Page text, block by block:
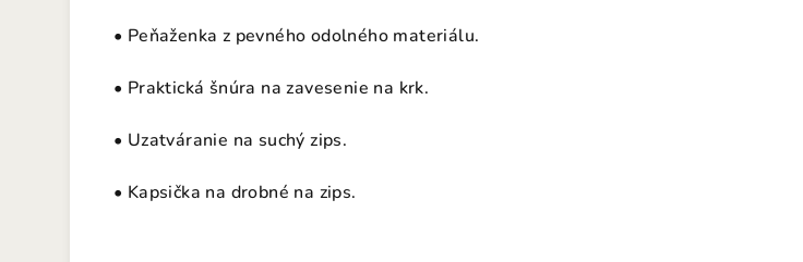
• Peňaženka z pevného odolného materiálu.
• Praktická šnúra na zavesenie na krk.
• Uzatváranie na suchý zips.
• Kapsička na drobné na zips.